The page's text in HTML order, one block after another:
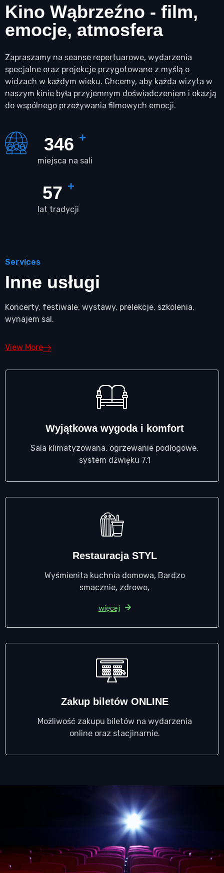
Kino Wąbrzeźno - film,
emocje, atmosfera
Zapraszamy na seanse repertuarowe, wydarzenia
specjalne oraz projekcje przygotowane z myślą o
widzach w każdym wieku. Chcemy, aby każda wizyta w
naszym kinie była przyjemnym doświadczeniem i okazją
do wspólnego przeżywania filmowych emocji.
362 +
miejsca na sali
60 +
lat tradycji
Services
Inne usługi
Koncerty, festiwale, wystawy, prelekcje, szkolenia,
wynajem sal.
View More
Wyjątkowa wygoda i komfort
Sala klimatyzowana, ogrzewanie podłogowe,
system dźwięku 7.1
Restauracja STYL
Wyśmienita kuchnia domowa, Bardzo
smacznie, zdrowo,
więcej
Zakup biletów ONLINE
Możliwość zakupu biletów na wydarzenia
online oraz stacjinarnie.